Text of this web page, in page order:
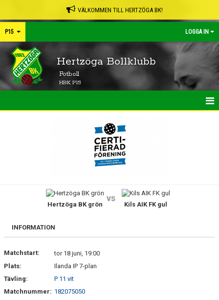
VÄLKOMMEN TILL HERTZÖGA BK!
P15 LOGGA IN
Hertzöga Bollklubb
Fotboll
HBK P15
BILDGALLERI
KONTAKT
Hertzöga BK grön
vs
Kils AIK FK gul
INFORMATION
Matchstart:
tor 18 juni, 19:00
Plats:
Ilanda IP 7-plan
Tävling:
P 11 vit
Matchnummer: 182075050